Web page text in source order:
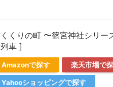
くりの町 〜篠宮神社シリ
車 ]
Amazonで探す 楽天市場で
Yahooショッピングで探す